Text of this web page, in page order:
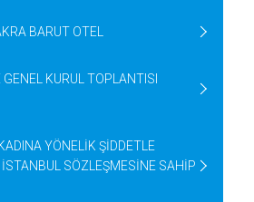
BARUT OTEL
KURUL TOPLANTISI
YÖNELİK ŞİDDETLE
SÖZLEŞMESİNE SAHİP